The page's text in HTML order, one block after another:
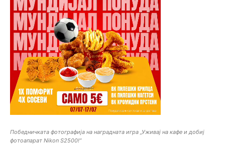
Победничката фотографија на наградната игра „Уживај на кафе и добиј
фотоапарат Nikon S2500!“